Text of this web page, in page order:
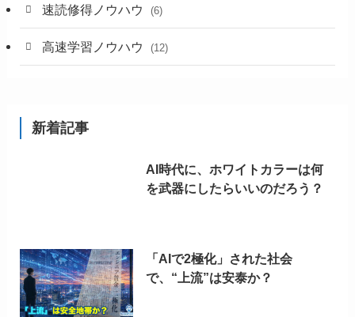
速読修得ノウハウ (6)
高速学習ノウハウ (12)
新着記事
AI時代に、ホワイトカラーは何
を武器にしたらいいのだろう？
「AIで2極化」された社会
で、“上流”は安泰か？